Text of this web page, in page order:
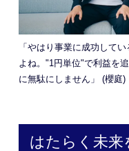
「やはり事業に成功して
よね。"1円単位"で利益を
に無駄にしません」 (櫻庭)
はたらく未来